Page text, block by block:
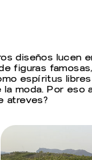
diseños lucen
figuras
espíritus
moda. Por eso
atreves?